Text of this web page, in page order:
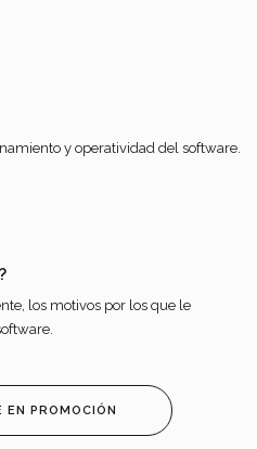
y operatividad del software.
los motivos por los que le
EN PROMOCIÓN